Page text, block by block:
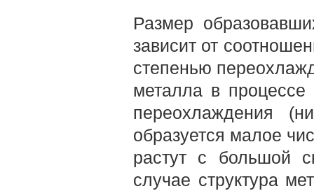
Размер
зависит от
степенью
металла в
переохлаждения
образуется малое
растут с большой
случае структура